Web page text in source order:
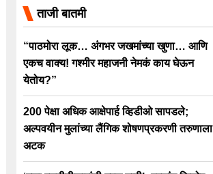
ताजी बातमी
“पाठमोरा लूक… अंगभर जखमांच्या खुणा… आणि
एकच वाक्य! गश्मीर महाजनी नेमकं काय घेऊन
येतोय?”
200 पेक्षा अधिक आक्षेपार्ह व्हिडीओ सापडले;
अल्पवयीन मुलांच्या लैंगिक शोषणप्रकरणी तरुणाला
अटक